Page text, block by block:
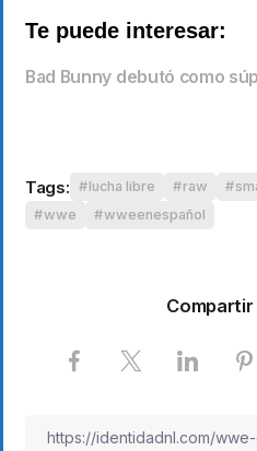
Te puede interesar:
Bad Bunny debutó como
Tags: lucha libre raw
wwe
wweenespañol